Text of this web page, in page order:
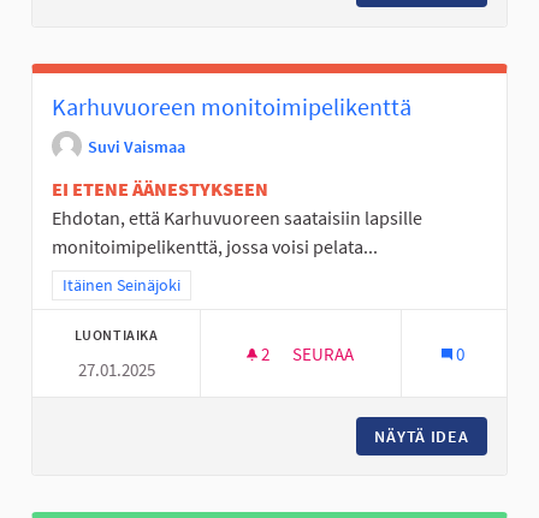
Karhuvuoreen monitoimipelikenttä
Suvi Vaismaa
EI ETENE ÄÄNESTYKSEEN
Ehdotan, että Karhuvuoreen saataisiin lapsille
monitoimipelikenttä, jossa voisi pelata...
Rajaa tulokset teeman mukaan: Itäinen Seinäjoki
Itäinen Seinäjoki
LUONTIAIKA
27.01.2025
2 2 SEURAAJAA
SEURAA 0
NÄYTÄ IDEA